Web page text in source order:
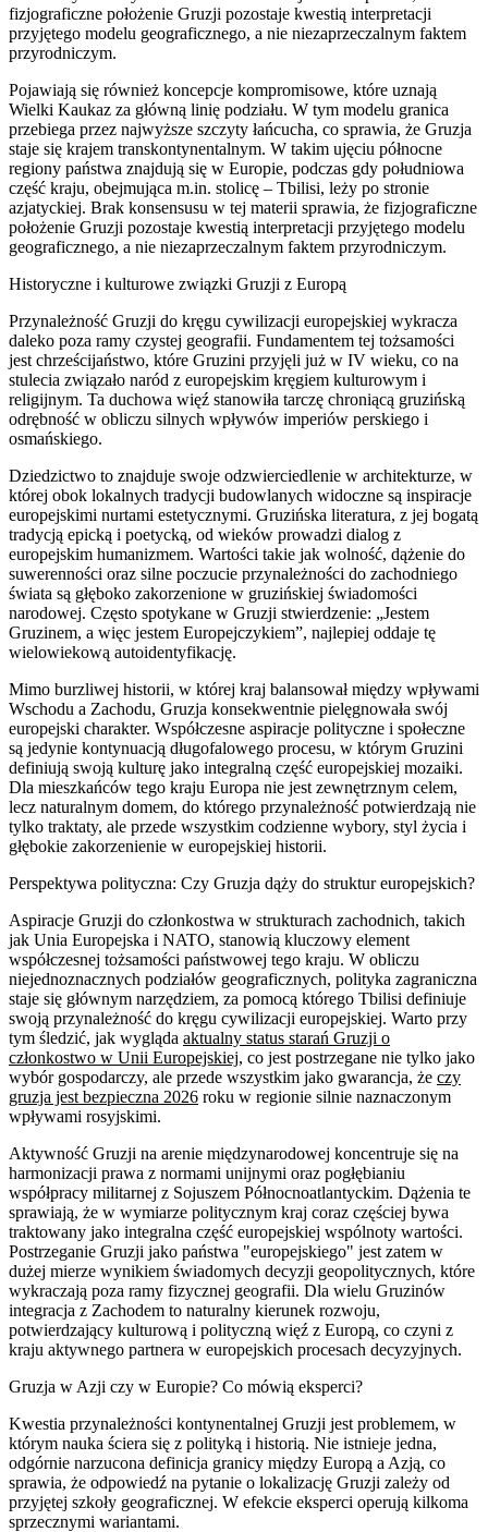
fizjograficzne położenie Gruzji pozostaje kwestią interpretacji
przyjętego modelu geograficznego, a nie niezaprzeczalnym faktem
przyrodniczym.
Pojawiają się również koncepcje kompromisowe, które uznają
Wielki Kaukaz za główną linię podziału. W tym modelu granica
przebiega przez najwyższe szczyty łańcucha, co sprawia, że Gruzja
staje się krajem transkontynentalnym. W takim ujęciu północne
regiony państwa znajdują się w Europie, podczas gdy południowa
część kraju, obejmująca m.in. stolicę – Tbilisi, leży po stronie
azjatyckiej. Brak konsensusu w tej materii sprawia, że fizjograficzne
położenie Gruzji pozostaje kwestią interpretacji przyjętego modelu
geograficznego, a nie niezaprzeczalnym faktem przyrodniczym.
Historyczne i kulturowe związki Gruzji z Europą
Przynależność Gruzji do kręgu cywilizacji europejskiej wykracza
daleko poza ramy czystej geografii. Fundamentem tej tożsamości
jest chrześcijaństwo, które Gruzini przyjęli już w IV wieku, co na
stulecia związało naród z europejskim kręgiem kulturowym i
religijnym. Ta duchowa więź stanowiła tarczę chroniącą gruzińską
odrębność w obliczu silnych wpływów imperiów perskiego i
osmańskiego.
Dziedzictwo to znajduje swoje odzwierciedlenie w architekturze, w
której obok lokalnych tradycji budowlanych widoczne są inspiracje
europejskimi nurtami estetycznymi. Gruzińska literatura, z jej bogatą
tradycją epicką i poetycką, od wieków prowadzi dialog z
europejskim humanizmem. Wartości takie jak wolność, dążenie do
suwerenności oraz silne poczucie przynależności do zachodniego
świata są głęboko zakorzenione w gruzińskiej świadomości
narodowej. Często spotykane w Gruzji stwierdzenie: „Jestem
Gruzinem, a więc jestem Europejczykiem”, najlepiej oddaje tę
wielowiekową autoidentyfikację.
Mimo burzliwej historii, w której kraj balansował między wpływami
Wschodu a Zachodu, Gruzja konsekwentnie pielęgnowała swój
europejski charakter. Współczesne aspiracje polityczne i społeczne
są jedynie kontynuacją długofalowego procesu, w którym Gruzini
definiują swoją kulturę jako integralną część europejskiej mozaiki.
Dla mieszkańców tego kraju Europa nie jest zewnętrznym celem,
lecz naturalnym domem, do którego przynależność potwierdzają nie
tylko traktaty, ale przede wszystkim codzienne wybory, styl życia i
głębokie zakorzenienie w europejskiej historii.
Perspektywa polityczna: Czy Gruzja dąży do struktur europejskich?
Aspiracje Gruzji do członkostwa w strukturach zachodnich, takich
jak Unia Europejska i NATO, stanowią kluczowy element
współczesnej tożsamości państwowej tego kraju. W obliczu
niejednoznacznych podziałów geograficznych, polityka zagraniczna
staje się głównym narzędziem, za pomocą którego Tbilisi definiuje
swoją przynależność do kręgu cywilizacji europejskiej. Warto przy
tym śledzić, jak wygląda aktualny status starań Gruzji o
członkostwo w Unii Europejskiej, co jest postrzegane nie tylko jako
wybór gospodarczy, ale przede wszystkim jako gwarancja, że czy
gruzja jest bezpieczna 2026 roku w regionie silnie naznaczonym
wpływami rosyjskimi.
Aktywność Gruzji na arenie międzynarodowej koncentruje się na
harmonizacji prawa z normami unijnymi oraz pogłębianiu
współpracy militarnej z Sojuszem Północnoatlantyckim. Dążenia te
sprawiają, że w wymiarze politycznym kraj coraz częściej bywa
traktowany jako integralna część europejskiej wspólnoty wartości.
Postrzeganie Gruzji jako państwa "europejskiego" jest zatem w
dużej mierze wynikiem świadomych decyzji geopolitycznych, które
wykraczają poza ramy fizycznej geografii. Dla wielu Gruzinów
integracja z Zachodem to naturalny kierunek rozwoju,
potwierdzający kulturową i polityczną więź z Europą, co czyni z
kraju aktywnego partnera w europejskich procesach decyzyjnych.
Gruzja w Azji czy w Europie? Co mówią eksperci?
Kwestia przynależności kontynentalnej Gruzji jest problemem, w
którym nauka ściera się z polityką i historią. Nie istnieje jedna,
odgórnie narzucona definicja granicy między Europą a Azją, co
sprawia, że odpowiedź na pytanie o lokalizację Gruzji zależy od
przyjętej szkoły geograficznej. W efekcie eksperci operują kilkoma
sprzecznymi wariantami.